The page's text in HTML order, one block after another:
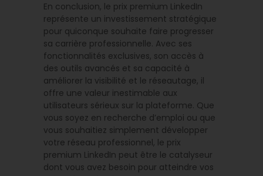
En conclusion, le prix premium LinkedIn
représente un investissement stratégique
pour quiconque souhaite faire progresser
sa carrière professionnelle. Avec ses
fonctionnalités exclusives, son accès à
des outils avancés et sa capacité à
améliorer la visibilité et le réseautage, il
offre une valeur inestimable aux
utilisateurs sérieux sur la plateforme. Que
vous soyez en recherche d’emploi ou que
vous souhaitiez simplement développer
votre réseau professionnel, le prix
premium LinkedIn peut être le catalyseur
dont vous avez besoin pour atteindre vos